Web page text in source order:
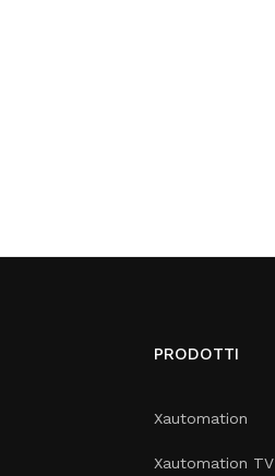
PRODOTTI
Xautomation
Xautomation TV